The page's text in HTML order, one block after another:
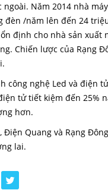
Năm 2014 nhà
đèn /năm lên đến 24
định cho nhà sản xuất
Chiến lược của Rạng
công nghệ Led và điện
tử tiết kiệm đến
hơn.
Điện Quang và Rạng
lai.